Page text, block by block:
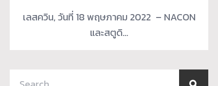
เลสควิน, วันที่ 18 พฤษภาคม 2022 – NACON
และสตูดิ…